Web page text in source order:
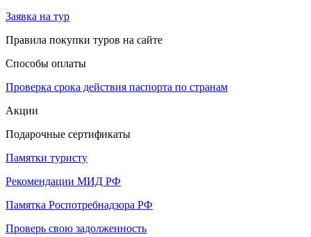
Заявка на тур
Правила покупки туров на сайте
Способы оплаты
Проверка срока действия паспорта по странам
Акции
Подарочные сертификаты
Памятки туристу
Рекомендации МИД РФ
Памятка Роспотребнадзора РФ
Проверь свою задолженность